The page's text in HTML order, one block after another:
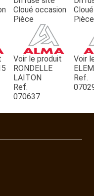
UTV
Cloué occasion
Pièce
Voir le produit
RONDELLE
LAITON
Ref.
070637
Pièce
Voir
Ref.